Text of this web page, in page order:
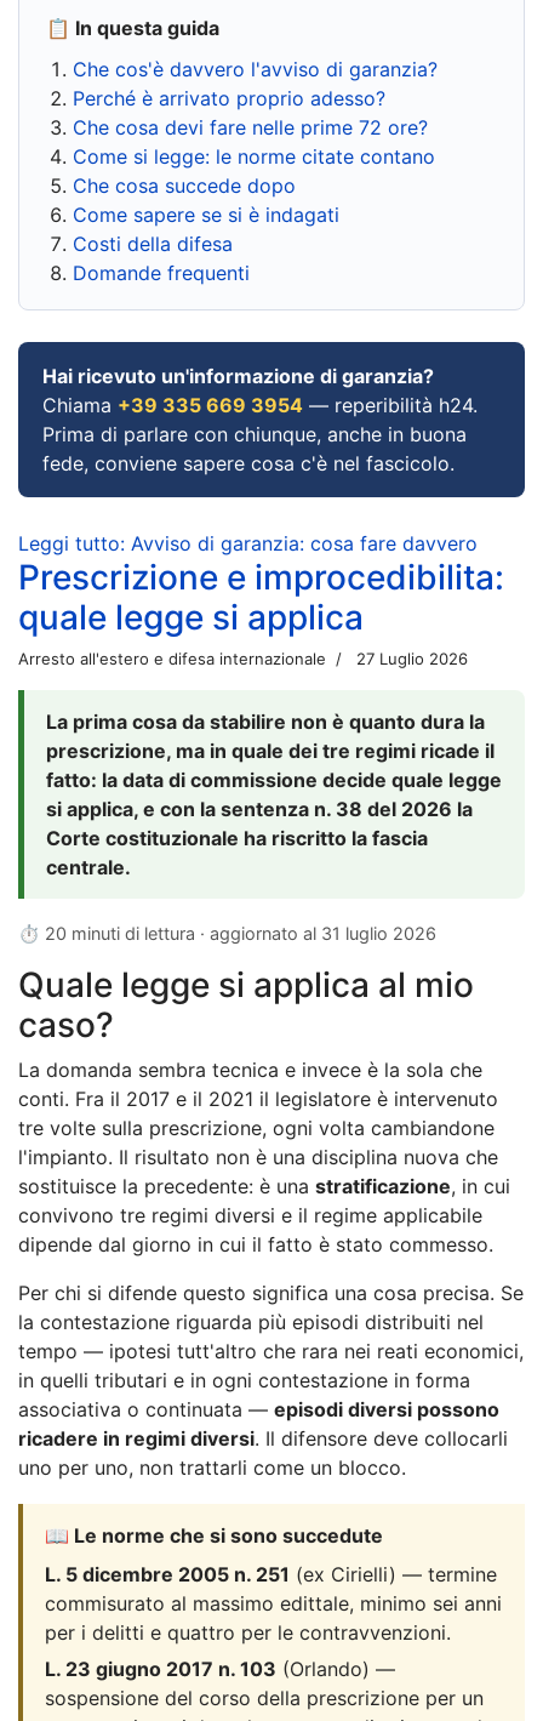
📋 In questa guida
Che cos'è davvero l'avviso di garanzia?
Perché è arrivato proprio adesso?
Che cosa devi fare nelle prime 72 ore?
Come si legge: le norme citate contano
Che cosa succede dopo
Come sapere se si è indagati
Costi della difesa
Domande frequenti
Hai ricevuto un'informazione di garanzia?
Chiama +39 335 669 3954 — reperibilità h24.
Prima di parlare con chiunque, anche in buona
fede, conviene sapere cosa c'è nel fascicolo.
Leggi tutto: Avviso di garanzia: cosa fare davvero
Prescrizione e improcedibilita:
quale legge si applica
Arresto all'estero e difesa internazionale 27 Luglio 2026
La prima cosa da stabilire non è quanto dura la
prescrizione, ma in quale dei tre regimi ricade il
fatto: la data di commissione decide quale legge
si applica, e con la sentenza n. 38 del 2026 la
Corte costituzionale ha riscritto la fascia
centrale.
⏱ 20 minuti di lettura · aggiornato al 31 luglio 2026
Quale legge si applica al mio
caso?
La domanda sembra tecnica e invece è la sola che
conti. Fra il 2017 e il 2021 il legislatore è intervenuto
tre volte sulla prescrizione, ogni volta cambiandone
l'impianto. Il risultato non è una disciplina nuova che
sostituisce la precedente: è una stratificazione, in cui
convivono tre regimi diversi e il regime applicabile
dipende dal giorno in cui il fatto è stato commesso.
Per chi si difende questo significa una cosa precisa. Se
la contestazione riguarda più episodi distribuiti nel
tempo — ipotesi tutt'altro che rara nei reati economici,
in quelli tributari e in ogni contestazione in forma
associativa o continuata — episodi diversi possono
ricadere in regimi diversi. Il difensore deve collocarli
uno per uno, non trattarli come un blocco.
📖 Le norme che si sono succedute
L. 5 dicembre 2005 n. 251 (ex Cirielli) — termine
commisurato al massimo edittale, minimo sei anni
per i delitti e quattro per le contravvenzioni.
L. 23 giugno 2017 n. 103 (Orlando) —
sospensione del corso della prescrizione per un